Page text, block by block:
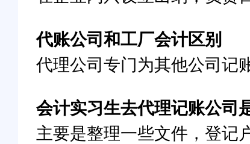
代账公司和工厂会计区别
代理公司专门为其他公司记
会计实习生去代理记账公司
主要是整理一些文件，登记